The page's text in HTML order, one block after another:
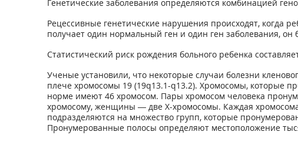
Генетические заболевания определяются комбинацией
Рецессивные генетические нарушения происходят, когда
получает один нормальный ген и один ген заболевания, он
Статистический риск рождения больного ребенка
Ученые установили, что некоторые случаи болезни
плече хромосомы 19 (19q13.1-q13.2). Хромосомы, которые
норме имеют 46 хромосом. Пары хромосом человека
хромосому, женщины — две Х-хромосомы. Каждая
подразделяются на множество групп, которые
Пронумерованные полосы определяют местоположение